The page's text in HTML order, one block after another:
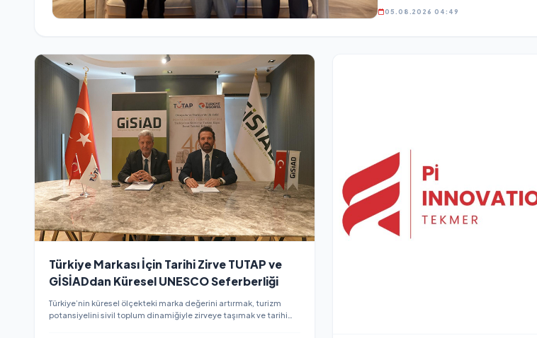
05.08.2026 04:49
Türkiye Markası İçin Tarihi Zirve TUTAP ve
GİSİADdan Küresel UNESCO Seferberliği
Türkiye’nin küresel ölçekteki marka değerini artırmak, turizm
potansiyelini sivil toplum dinamiğiyle zirveye taşımak ve tarihi